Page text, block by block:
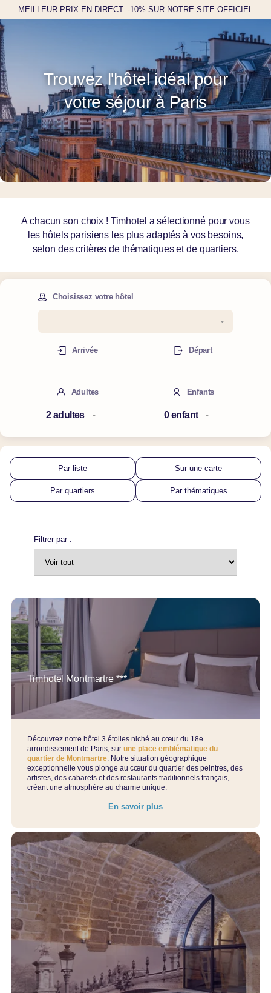
MEILLEUR PRIX EN DIRECT: -10% SUR NOTRE SITE OFFICIEL
Trouvez l'hôtel idéal pour
votre séjour à Paris
A chacun son choix ! Timhotel a sélectionné pour vous
les hôtels parisiens les plus adaptés à vos besoins,
selon des critères de thématiques et de quartiers.
Choisissez votre hôtel
Arrivée Départ
Adultes Enfants
Par liste Sur une carte
Par quartiers Par thématiques
Filtrer par :
Timhotel Montmartre ***
Découvrez notre hôtel 3 étoiles niché au cœur du 18e
arrondissement de Paris, surune place emblématique du
quartier de Montmartre. Notre situation géographique
exceptionnelle vous plonge au cœur du quartier des peintres, des
artistes, des cabarets et des restaurants traditionnels français,
créant une atmosphère au charme unique.
En savoir plus